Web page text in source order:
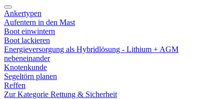
Ankertypen
Aufentern in den Mast
Boot einwintern
Boot lackieren
Energieversorgung als Hybridlösung - Lithium + AGM
nebeneinander
Knotenkunde
Segeltörn planen
Reffen
Zur Kategorie Rettung & Sicherheit